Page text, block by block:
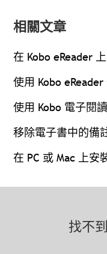
相關文章
在 Kobo eReader
使用 Kobo
使用 Kobo 電子閱
移除電子書中的備
在 PC 或 Mac 上安
找不